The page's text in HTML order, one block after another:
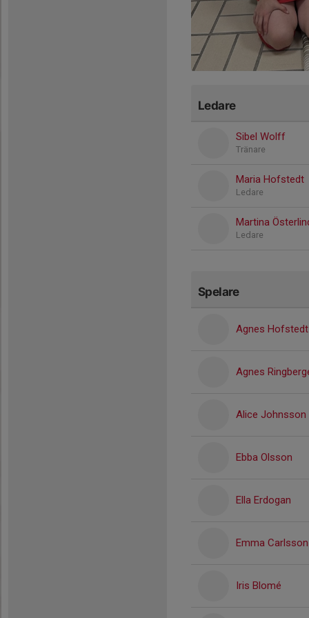
Ledare
Sibel Wolff
Tränare
Maria Hofstedt
Ledare
Martina
Ledare
Spelare
Agnes Hofstedt
Agnes
Alice Johnsson
Ebba Olsson
Ella Erdogan
Emma Carlsson
Iris Blomé